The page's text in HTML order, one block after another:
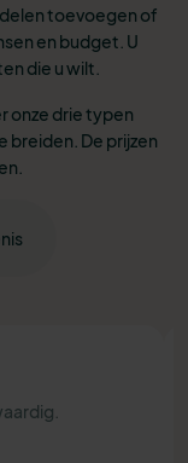
toevoegen of
en budget. U
die u wilt.
onze drie typen
breiden. De prijzen